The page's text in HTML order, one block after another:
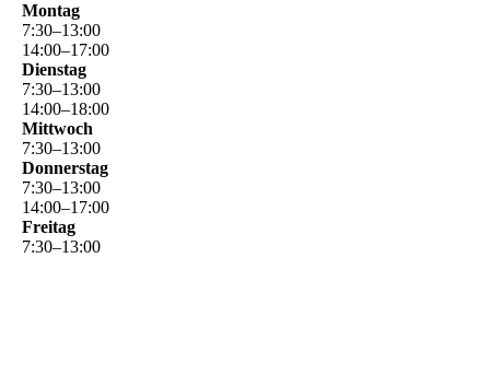
Montag
7:30–13:00
14:00–17:00
Dienstag
7:30–13:00
14:00–18:00
Mittwoch
7:30–13:00
Donnerstag
7:30–13:00
14:00–17:00
Freitag
7:30–13:00